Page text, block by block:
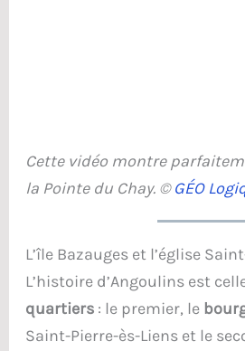
Cette vidéo montre
la Pointe du Chay. ©GÉO
L’île Bazauges et l’église
L’histoire d’Angoulins est
quartiers : le premier, le
Saint-Pierre-ès-Liens et le